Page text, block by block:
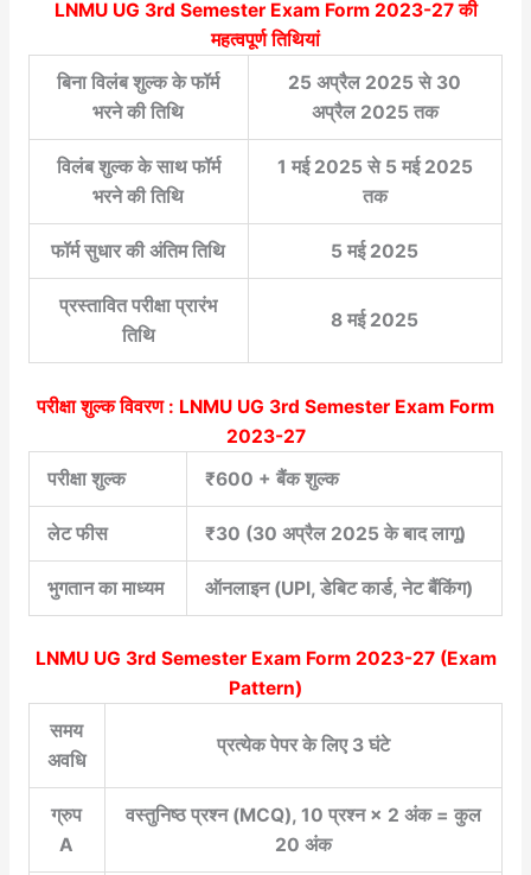
LNMU UG 3rd Semester Exam Form 2023-27की
महत्वपूर्ण तिथियां
बिना विलंब शुल्क के फॉर्म
भरने की तिथि
25 अप्रैल 2025 से 30
अप्रैल 2025 तक
विलंब शुल्क के साथ फॉर्म
भरने की तिथि
1 मई 2025 से 5 मई 2025
तक
फॉर्म सुधार की अंतिम तिथि 5 मई 2025
प्रस्तावित परीक्षा प्रारंभ
तिथि
8 मई 2025
परीक्षा शुल्क विवरण : LNMU UG 3rd Semester Exam Form
2023-27
परीक्षा शुल्क
₹600 + बैंक शुल्क
लेट फीस ₹30 (30 अप्रैल 2025 के बाद लागू)
भुगतान का माध्यम ऑनलाइन (UPI, डेबिट कार्ड, नेट बैंकिंग)
LNMU UG 3rd Semester Exam Form 2023-27(Exam
Pattern)
समय
अवधि
प्रत्येक पेपर के लिए 3 घंटे
ग्रुप
A
वस्तुनिष्ठ प्रश्न (MCQ), 10 प्रश्न × 2 अंक = कुल
20 अंक